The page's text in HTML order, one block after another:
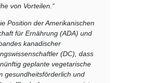
von Vorteilen.“
Position der Amerikanischen
für Ernährung (ADA) und
kanadischer
(DC), dass
geplante vegetarische
gesundheitsförderlich und